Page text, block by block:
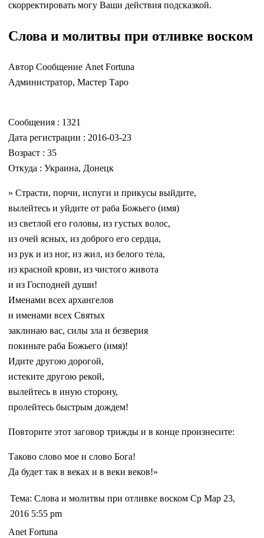
скорректировать могу Ваши действия подсказкой.
Слова и молитвы при отливке воском
Автор Сообщение Anet Fortuna
Администратор, Мастер Таро
Сообщения : 1321
Дата регистрации : 2016-03-23
Возраст : 35
Откуда : Украина, Донецк
» Страсти, порчи, испуги и прикусы выйдите,
вылейтесь и уйдите от раба Божьего (имя)
из светлой его головы, из густых волос,
из очей ясных, из доброго его сердца,
из рук и из ног, из жил, из белого тела,
из красной крови, из чистого живота
и из Господней души!
Именами всех архангелов
и именами всех Святых
заклинаю вас, силы зла и безверия
покиньте раба Божьего (имя)!
Идите другою дорогой,
истеките другою рекой,
вылейтесь в иную сторону,
пролейтесь быстрым дождем!
Повторите этот заговор трижды и в конце произнесите:
Таково слово мое и слово Бога!
Да будет так в веках и в веки веков!»
Тема: Слова и молитвы при отливке воском Ср Мар 23,
2016 5:55 pm
Anet Fortuna